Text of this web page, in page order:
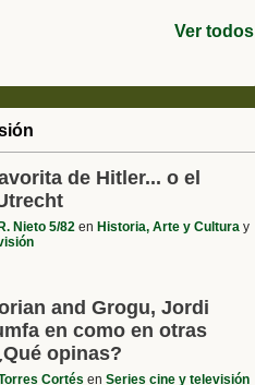
Ver todos
de Hitler... o el
Nieto 5/82 en Historia, Arte y Cultura y
and Grogu, Jordi
en como en otras
opinas?
Cortés enSeries cine y televisión